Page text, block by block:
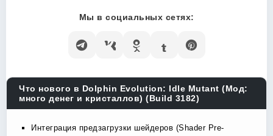
Мы в социальных сетях:
Что нового в Dolphin Evolution: Idle Mutant (Мод:
много денег и кристаллов) (Build 3182)
Интеграция предзагрузки шейдеров (Shader Pre-